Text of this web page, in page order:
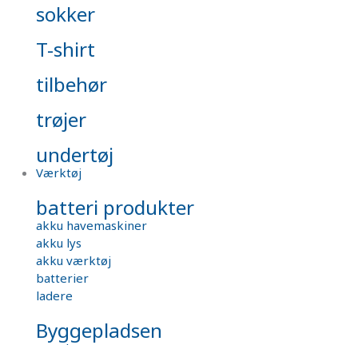
sokker
T-shirt
tilbehør
trøjer
undertøj
Værktøj
batteri produkter
akku havemaskiner
akku lys
akku værktøj
batterier
ladere
Byggepladsen